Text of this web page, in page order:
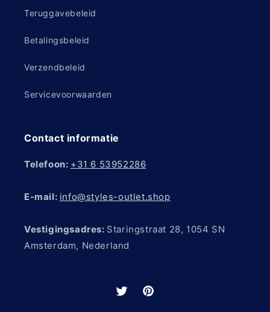
Teruggavebeleid
Betalingsbeleid
Verzendbeleid
Servicevoorwaarden
Contact informatie
Telefoon: +31 6 53952286
E-mail: info@styles-outlet.shop
Vestigingsadres: Staringstraat 28, 1054 SN
Amsterdam, Nederland
TwitterPinterest